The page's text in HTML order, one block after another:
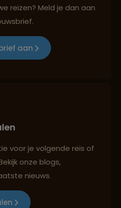
mens, cultuur en milieu
reisadvies
reisroutes
reizen? Meld je dan aan
aan
voor je volgende reis of
onze blogs,
nieuws.